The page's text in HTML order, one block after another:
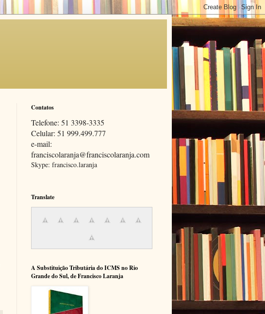
Contatos
Telefone: 51 3398-3335
Celular: 51 999.499.777
e-mail:
franciscolaranja@franciscolaranja.com
Skype: francisco.laranja
Translate
A Substituição Tributária do ICMS no Rio
Grande do Sul, de Francisco Laranja